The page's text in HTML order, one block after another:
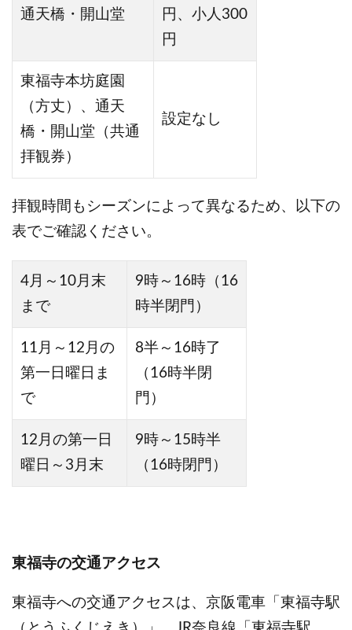
通天橋・開山堂
円、小人300
円
東福寺本坊庭園
（方丈）、通天
橋・開山堂（共通
拝観券）
設定なし
拝観時間もシーズンによって異なるため、以下の
表でご確認ください。
4月～10月末
まで
9時～16時（16
時半閉門）
11月～12月の
第一日曜日ま
で
8半～16時了
（16時半閉
門）
12月の第一日
曜日～3月末
9時～15時半
（16時閉門）
東福寺の交通アクセス
東福寺への交通アクセスは、京阪電車「東福寺駅